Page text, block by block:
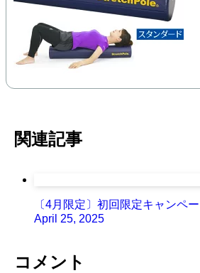
関連記事
〔4月限定〕初回限定キャンペ
April 25, 2025
コメント